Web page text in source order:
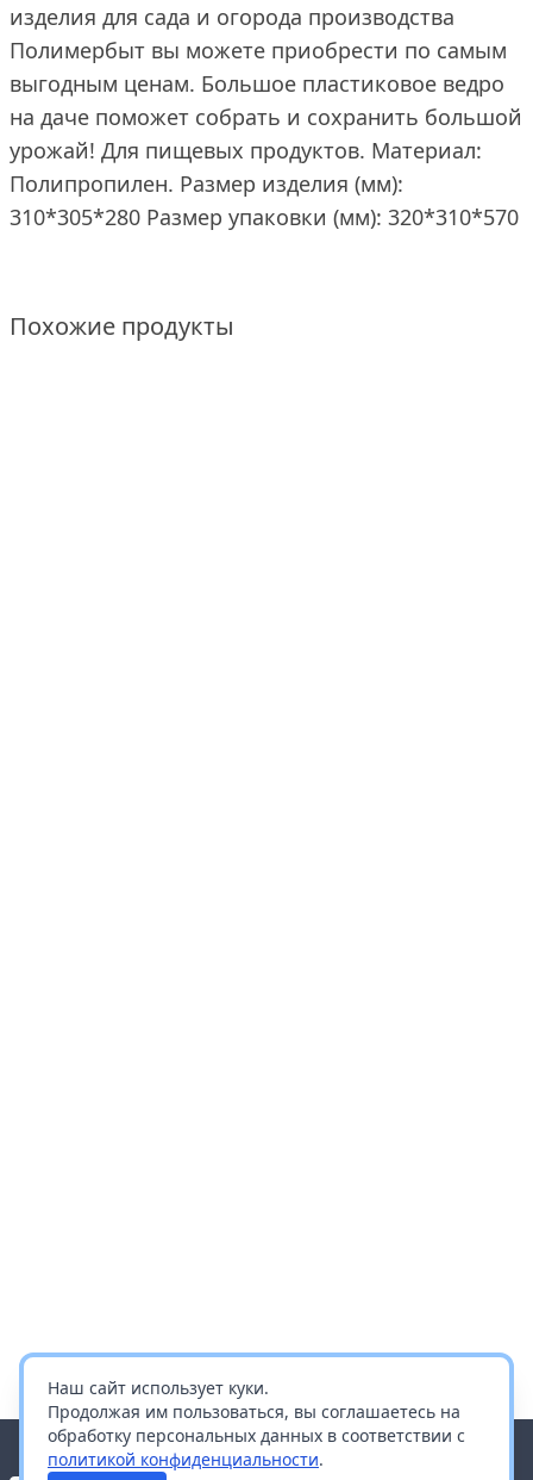
изделия для сада и огорода производства
Полимербыт вы можете приобрести по самым
выгодным ценам. Большое пластиковое ведро
на даче поможет собрать и сохранить большой
урожай! Для пищевых продуктов. Материал:
Полипропилен. Размер изделия (мм):
310*305*280 Размер упаковки (мм): 320*310*570
Похожие продукты
Наш сайт использует куки.
Продолжая им пользоваться, вы соглашаетесь на
обработку персональных данных в соответствии с
политикой конфиденциальности.